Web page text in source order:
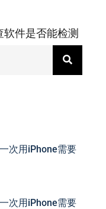
件是否能检测
次用iPhone需要
次用iPhone需要